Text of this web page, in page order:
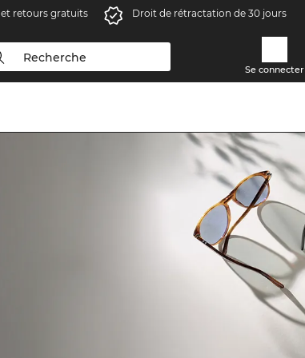
et retours gratuits Droit de rétractation de 30 jours
Se connecter